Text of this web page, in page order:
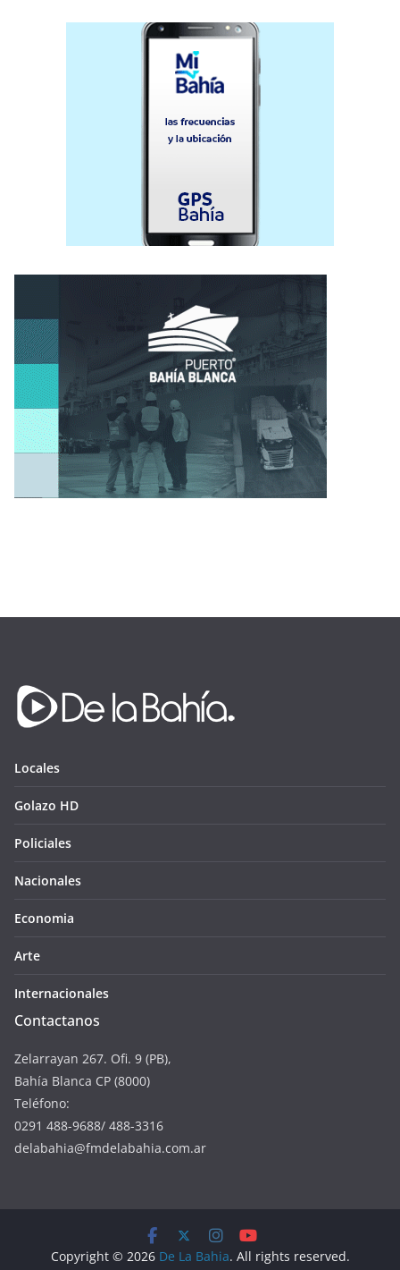
Locales
Golazo HD
Policiales
Nacionales
Economia
Arte
Internacionales
Contactanos
Zelarrayan 267. Ofi. 9 (PB),
Bahía Blanca CP (8000)
Teléfono:
0291 488-9688/ 488-3316
delabahia@fmdelabahia.com.ar
Copyright © 2026 De La Bahia. All rights reserved.